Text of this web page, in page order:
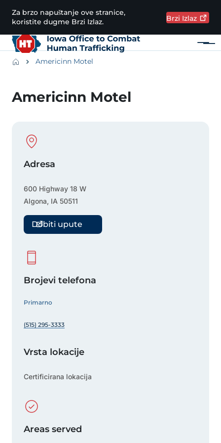
Preskoči na glavni sadržaj
Za brzo napuštanje ove stranice,
koristite dugme Brzi Izlaz.
Brzi Izlaz
Meni
BreadcrumbsAmericinn Motel
Americinn Motel
Physical Location
Adresa
600 Highway 18 W
Algona, IA 50511
Dobiti upute
Brojevi telefona
Primarno
(515) 295-3333
Vrsta lokacije
Certificirana lokacija
Areas served